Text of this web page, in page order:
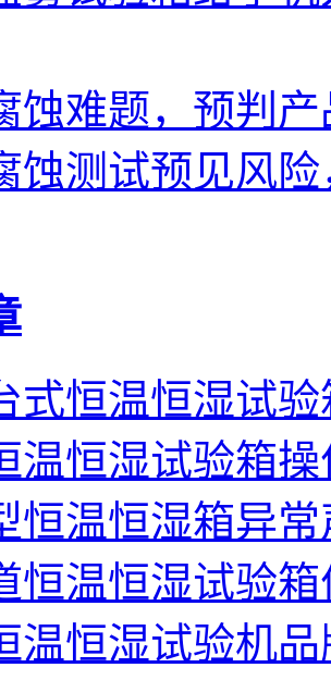
蚀难题，预判
蚀测试预见风
式恒温恒湿试
温恒湿试验箱
恒温恒湿箱异
恒温恒湿试验
温恒湿试验机